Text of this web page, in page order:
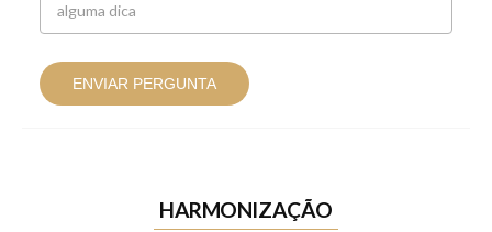
ENVIAR PERGUNTA
HARMONIZAÇÃO